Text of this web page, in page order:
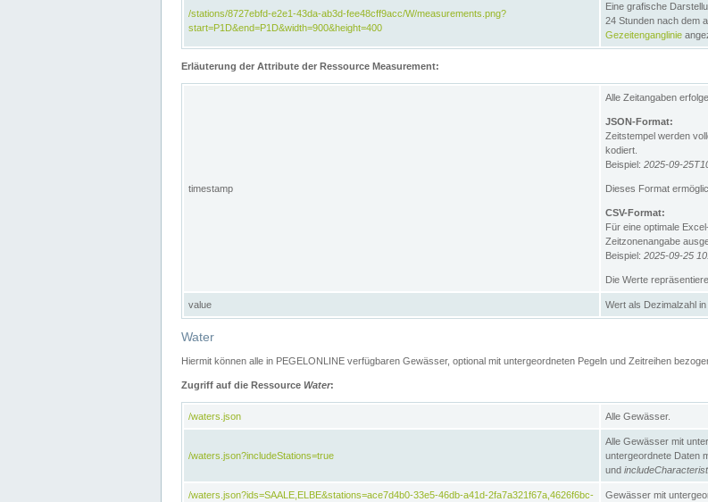
/stations/8727ebfd-e2e1-43da-ab3d-fee48cff9acc/W/measurements.png?
start=P1D&end=P1D&width=900&height=400
Eine grafische
24 Stunden nach dem
Gezeitenganglinie
Erläuterung der Attribute der Ressource Measurement:
timestamp
Alle Zeitangaben
JSON-Format:
Zeitstempel werden
kodiert.
Beispiel: 2025-09-
Dieses Format
CSV-Format:
Für eine optimale
Zeitzonenangabe
Beispiel: 2025-09-25
Die Werte
value Wert als Dezimalzahl
Water
Hiermit können alle in PEGELONLINE verfügbaren Gewässer, optional mit untergeordneten Pegeln und Zeitreihen
Zugriff auf die Ressource Water:
/waters.json Alle Gewässer.
/waters.json?includeStations=true
Alle Gewässer mit
untergeordnete Daten
und
/waters.json?ids=SAALE,ELBE&stations=ace7d4b0-33e5-46db-a41d-2fa7a321f67a,4626f6bc-
Gewässer mit